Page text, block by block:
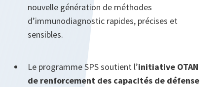
nouvelle génération de méthodes
d’immunodiagnostic rapides, précises et
sensibles.
Le programme SPS soutient l’initiative OTAN
de renforcement des capacités de défense